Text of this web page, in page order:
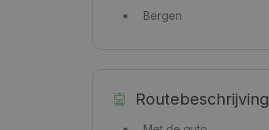
Bergen
Routebeschrijving